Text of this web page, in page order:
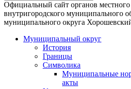
Официальный сайт органов
внутригородского муниципального
муниципального округа
Муниципальный округ
История
Границы
Символика
Муниципальные
акты